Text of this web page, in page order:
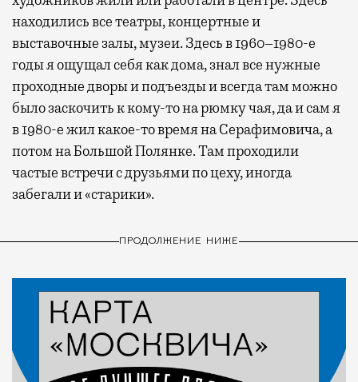
находились все театры, концертные и
выставочные залы, музеи. Здесь в 1960–1980-е
годы я ощущал себя как дома, знал все нужные
проходные дворы и подъезды и всегда там можно
было заскочить к кому-то на рюмку чая, да и сам я
в 1980-е жил какое-то время на Серафимовича, а
потом на Большой Полянке. Там проходили
частые встречи с друзьями по цеху, иногда
забегали и «старики».
ПРОДОЛЖЕНИЕ НИЖЕ